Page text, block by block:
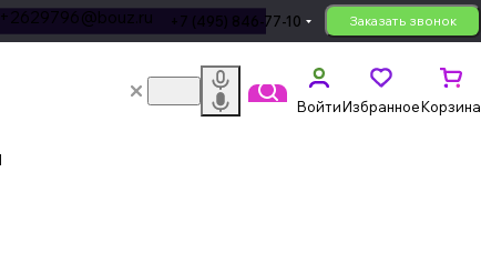
+7 (495) 846-77-10 Заказать звонок
ВойтиИзбранноеКорзина